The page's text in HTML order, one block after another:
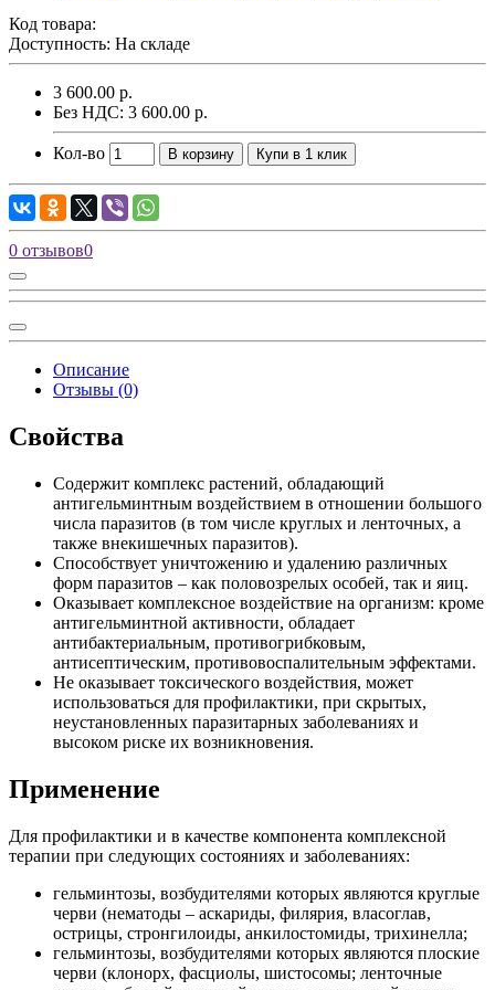
Код товара:
Доступность: На складе
3 600.00 р.
Без НДС: 3 600.00 р.
Кол-во В корзину Купи в 1 клик
0 отзывов0
Описание
Отзывы (0)
Свойства
Содержит комплекс растений, обладающий
антигельминтным воздействием в отношении большого
числа паразитов (в том числе круглых и ленточных, а
также внекишечных паразитов).
Способствует уничтожению и удалению различных
форм паразитов – как половозрелых особей, так и яиц.
Оказывает комплексное воздействие на организм: кроме
антигельминтной активности, обладает
антибактериальным, противогрибковым,
антисептическим, противовоспалительным эффектами.
Не оказывает токсического воздействия, может
использоваться для профилактики, при скрытых,
неустановленных паразитарных заболеваниях и
высоком риске их возникновения.
Применение
Для профилактики и в качестве компонента комплексной
терапии при следующих состояниях и заболеваниях:
гельминтозы, возбудителями которых являются круглые
черви (нематоды – аскариды, филярия, власоглав,
острицы, стронгилоиды, анкилостомиды, трихинелла;
гельминтозы, возбудителями которых являются плоские
черви (клонорх, фасциолы, шистосомы; ленточные